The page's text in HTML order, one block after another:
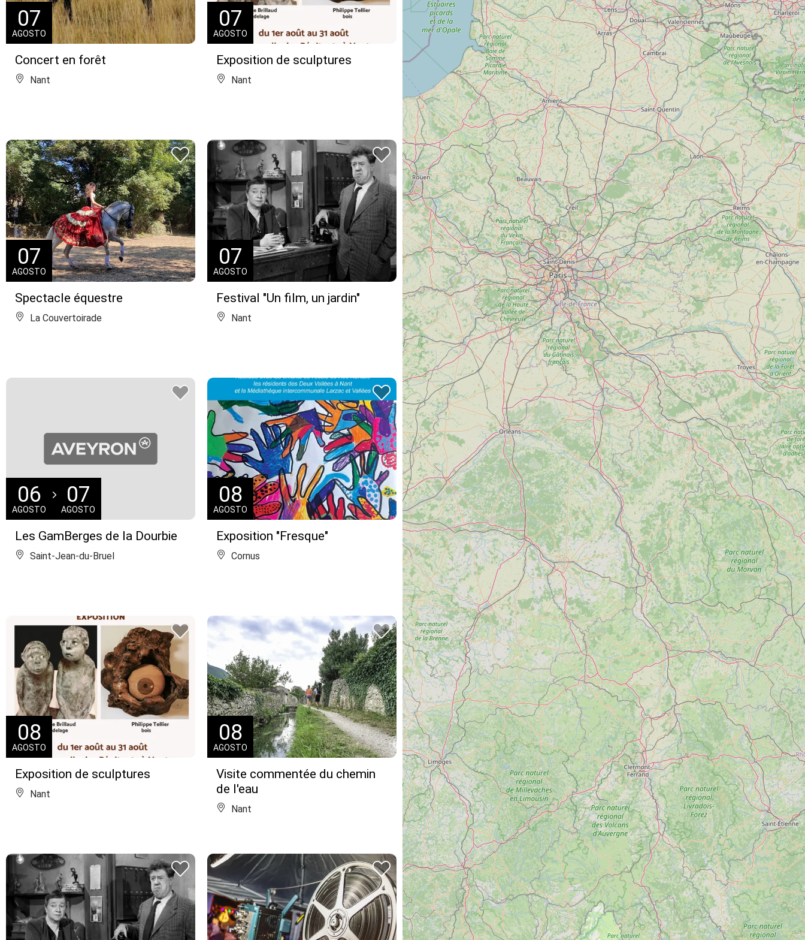
Concert en forêt
07
AGOSTO
Nant
Exposition de sculptures
07
AGOSTO
Nant
Spectacle équestre
07
AGOSTO
La Couvertoirade
Festival "Un film, un jardin"
07
AGOSTO
Nant
Les GamBerges de la Dourbie
06
AGOSTO
07
AGOSTO
Saint-Jean-du-Bruel
Exposition "Fresque"
08
AGOSTO
Cornus
Exposition de sculptures
08
AGOSTO
Nant
Visite commentée du chemin
de l'eau
08
AGOSTO
Nant